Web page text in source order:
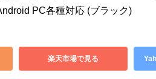
PC各種対応 (ブラック)
楽天市場で見る